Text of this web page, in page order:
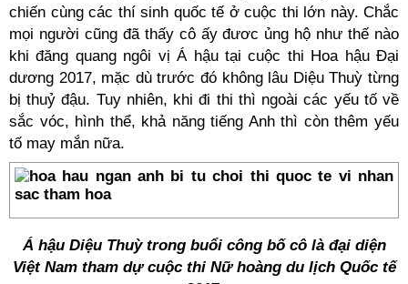
chiến cùng các thí sinh quốc tế ở cuộc thi lớn này. Chắc
mọi người cũng đã thấy cô ấy đươc ủng hộ như thế nào
khi đăng quang ngôi vị Á hậu tại cuộc thi Hoa hậu Đại
dương 2017, mặc dù trước đó không lâu Diệu Thuỳ từng
bị thuỷ đậu. Tuy nhiên, khi đi thi thì ngoài các yếu tố về
sắc vóc, hình thể, khả năng tiếng Anh thì còn thêm yếu
tố may mắn nữa.
Á hậu Diệu Thuỳ trong buổi công bố cô là đại diện
Việt Nam tham dự cuộc thi Nữ hoàng du lịch Quốc tế